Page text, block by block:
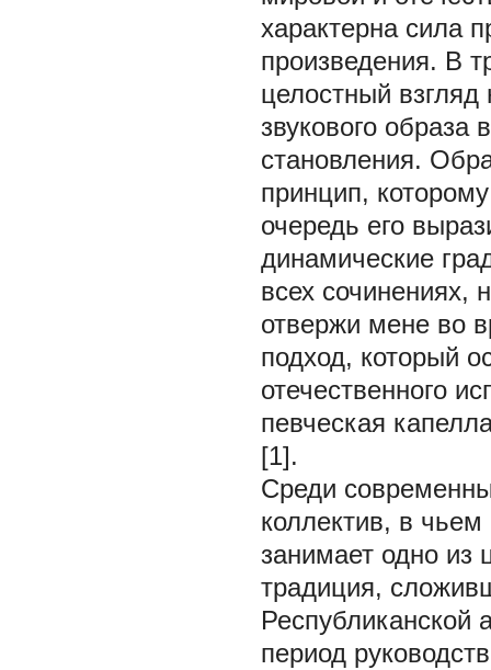
характерна сила
произведения. В
целостный
звукового образа
становления.
принцип,
очередь его
динамические
всех сочинениях,
отвержи мене во
подход, который
отечественного
певческая
[1].
Среди
коллектив, в
занимает одно из
традиция,
Республиканской
период